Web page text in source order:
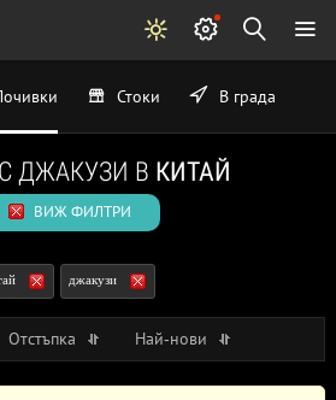
Стоки В града
ДЖАКУЗИ В КИТАЙ
ВИЖ ФИЛТРИ
джакузи
Отстъпка Най-нови